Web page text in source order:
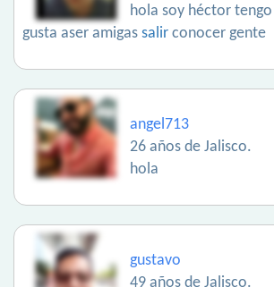
hola soy héctor
gusta aser amigas salir conocer gente
angel713
26 años de Jalisco.
hola
gustavo
49 años de Jalisco.